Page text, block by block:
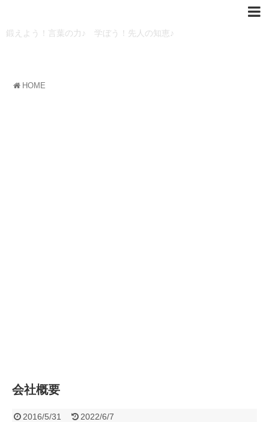
鍛えよう！言葉の力♪ 学ぼう！先人の知恵♪
HOME
会社概要
2016/5/31 2022/6/7